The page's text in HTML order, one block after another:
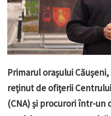
Primarul orașului
reținut de ofițerii
(CNA) și procurori într-un